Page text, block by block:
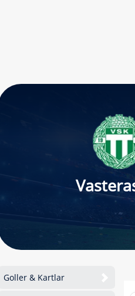
Goller & Kartlar